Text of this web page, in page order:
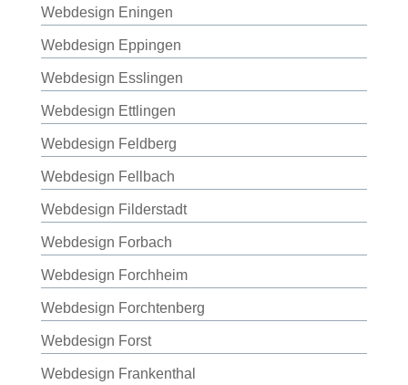
Webdesign Eningen
Webdesign Eppingen
Webdesign Esslingen
Webdesign Ettlingen
Webdesign Feldberg
Webdesign Fellbach
Webdesign Filderstadt
Webdesign Forbach
Webdesign Forchheim
Webdesign Forchtenberg
Webdesign Forst
Webdesign Frankenthal